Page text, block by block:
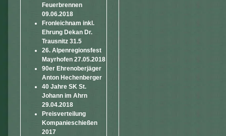
Feuerbrennen
09.06.2018
Fronleichnam inkl.
Ehrung Dekan Dr.
Trausnitz 31.5
26. Alpenregionsfest
Mayrhofen 27.05.2018
90er Ehrenoberjäger
Anton Hechenberger
40 Jahre SK St.
Johann im Ahrn
29.04.2018
Preisverteilung
Kompanieschießen
2017